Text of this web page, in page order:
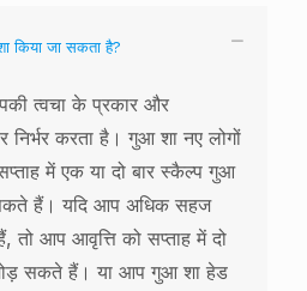
किया जा सकता है?
त्वचा के प्रकार और
निर्भर करता है। गुआ शा नए लोगों
में एक या दो बार स्कैल्प गुआ
हैं। यदि आप अधिक सहज
आप आवृत्ति को सप्ताह में दो
सकते हैं। या आप गुआ शा हेड